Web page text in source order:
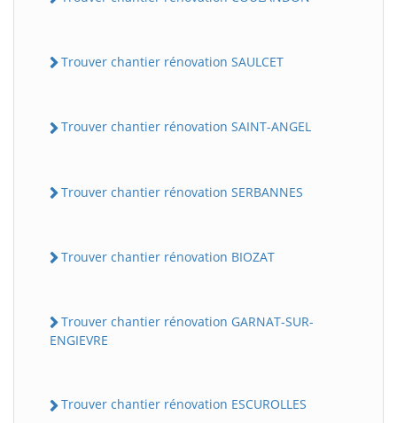
Trouver chantier rénovation SAULCET
Trouver chantier rénovation SAINT-ANGEL
Trouver chantier rénovation SERBANNES
Trouver chantier rénovation BIOZAT
Trouver chantier rénovation GARNAT-SUR-
ENGIEVRE
Trouver chantier rénovation ESCUROLLES